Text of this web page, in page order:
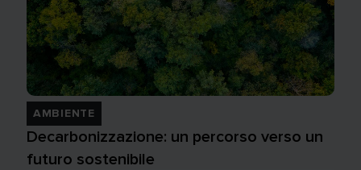
AMBIENTE
Decarbonizzazione: un percorso verso un
futuro sostenibile